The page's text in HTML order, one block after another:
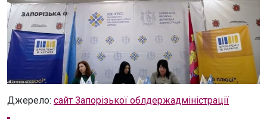
Джерело: сайт Запорізької облдержадміністрації